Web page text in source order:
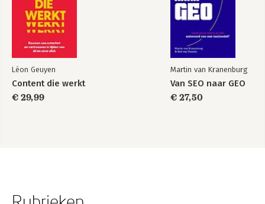
Léon Geuyen
Content die werkt
€ 29,99
Martin van Kranenburg
Van SEO naar GEO
€ 27,50